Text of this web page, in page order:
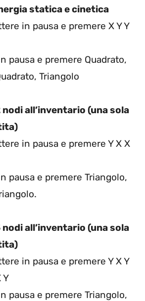
statica e cinetica
in pausa e premere X Y Y
pausa e premere Quadrato,
Triangolo
all’inventario (una sola
in pausa e premere Y X X
pausa e premere Triangolo,
all’inventario (una sola
in pausa e premere Y X Y
Y
pausa e premere Triangolo,